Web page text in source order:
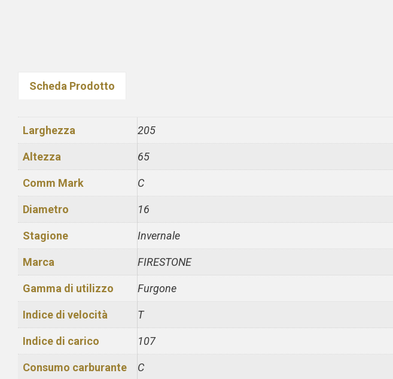
Scheda Prodotto
Larghezza 205
Altezza 65
Comm Mark C
Diametro 16
Stagione Invernale
Marca FIRESTONE
Gamma di utilizzo Furgone
Indice di velocità T
Indice di carico 107
Consumo carburante C